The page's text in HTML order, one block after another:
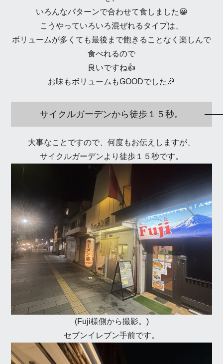
いろんなパターンで合わせて食しました😀
こうやっていろいろ混ぜれるタイプは、
ボリュームが多くても最後まで飽きることなく楽しんで
食べれるので
良いですね👍
お味もボリュームもGOODでした🎉
サイクルガーデンから徒歩１５秒。
大事なことですので、何度もお伝えしますが、
サイクルガーデンより徒歩１５秒です。
(Fuji様側から撮影。)
セブンイレブン手前です。